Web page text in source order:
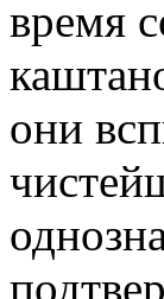
время
они